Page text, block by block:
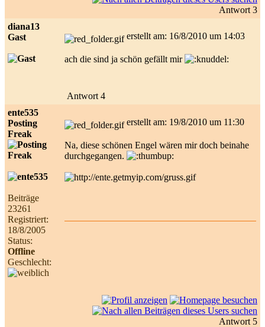
Antwort 3
diana13
Gast
erstellt am: 16/8/2010 um 14:03
ach die sind ja schön gefällt mir
Antwort 4
ente535
Posting
Freak
Beiträge
23261
Registriert:
18/8/2005
Status:
Offline
Geschlecht:
erstellt am: 19/8/2010 um 11:30
Na, diese schönen Engel wären mir doch beinahe
durchgegangen.
Antwort 5